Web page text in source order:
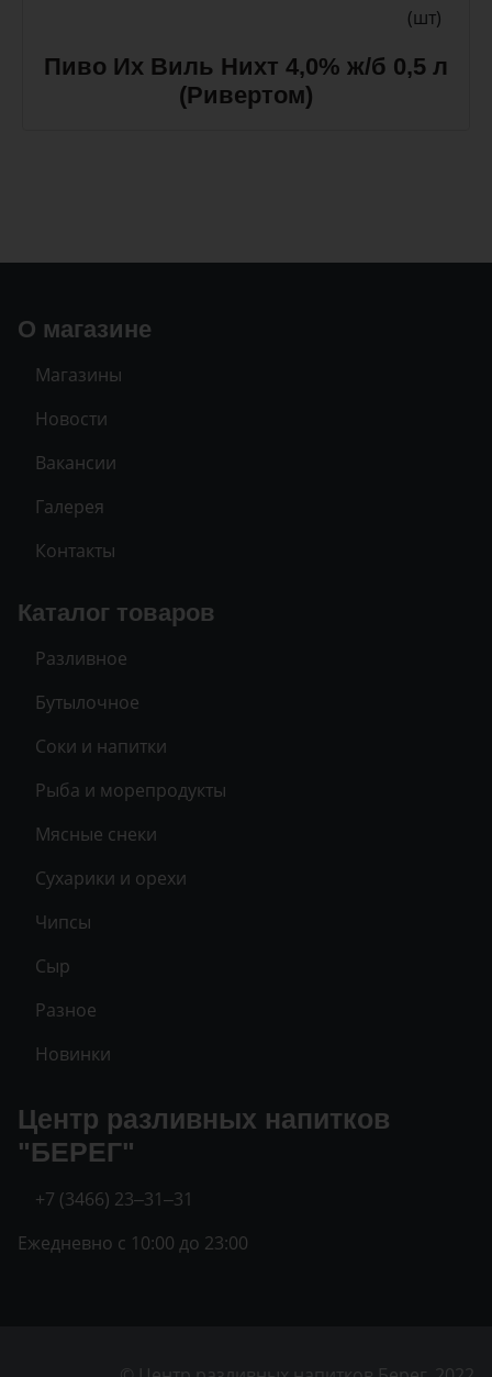
(шт)
Пиво Их Виль Нихт 4,0% ж/б 0,5 л
(Ривертом)
О магазине
Магазины
Новости
Вакансии
Галерея
Контакты
Каталог товаров
Разливное
Бутылочное
Соки и напитки
Рыба и морепродукты
Мясные снеки
Сухарики и орехи
Чипсы
Сыр
Разное
Новинки
Центр разливных напитков
"БЕРЕГ"
+7 (3466) 23‒31‒31
Ежедневно с 10:00 до 23:00